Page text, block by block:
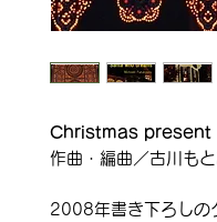
Christmas present
作曲・編曲／古川も
2008年書き下ろしの